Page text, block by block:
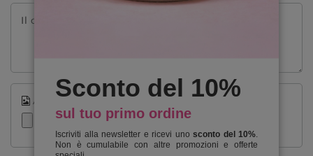
Il contenuto della tua opinione
Aggiungi la tua foto del prodotto:
Sconto del 10%
sul tuo primo ordine
Iscriviti alla newsletter e ricevi uno sconto del 10%.
Non è cumulabile con altre promozioni e offerte